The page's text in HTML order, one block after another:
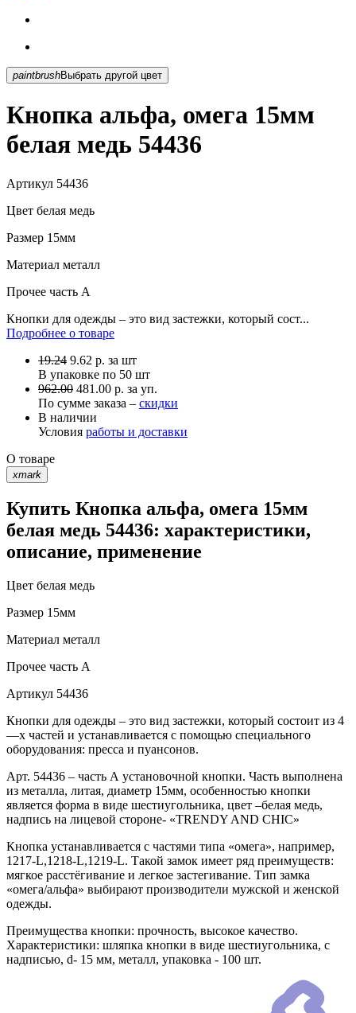
paintbrush Выбрать другой цвет
Кнопка альфа, омега 15мм
белая медь 54436
Артикул 54436
Цвет белая медь
Размер 15мм
Материал металл
Прочее часть A
Кнопки для одежды – это вид застежки, который сост...
Подробнее о товаре
19.24 9.62 р. за шт
В упаковке по 50 шт
962.00 481.00 р. за уп.
По сумме заказа – скидки
В наличии
Условия работы и доставки
О товаре
xmark
Купить Кнопка альфа, омега 15мм
белая медь 54436: характеристики,
описание, применение
Цвет белая медь
Размер 15мм
Материал металл
Прочее часть A
Артикул 54436
Кнопки для одежды – это вид застежки, который состоит из 4
—х частей и устанавливается с помощью специального
оборудования: пресса и пуансонов.
Арт. 54436 – часть А установочной кнопки. Часть выполнена
из металла, литая, диаметр 15мм, особенностью кнопки
является форма в виде шестиугольника, цвет –белая медь,
надпись на лицевой стороне- «TRENDY AND CHIC»
Кнопка устанавливается с частями типа «омега», например,
1217-L,1218-L,1219-L. Такой замок имеет ряд преимуществ:
мягкое расстёгивание и легкое застегивание. Тип замка
«омега/альфа» выбирают производители мужской и женской
одежды.
Преимущества кнопки: прочность, высокое качество.
Характеристики: шляпка кнопки в виде шестиугольника, с
надписью, d- 15 мм, металл, упаковка - 100 шт.